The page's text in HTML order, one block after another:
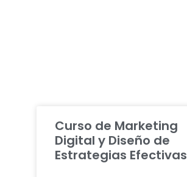
Curso de Marketing
Digital y Diseño de
Estrategias Efectivas